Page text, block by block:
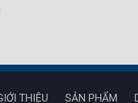
THIỆU SẢN PHẨM